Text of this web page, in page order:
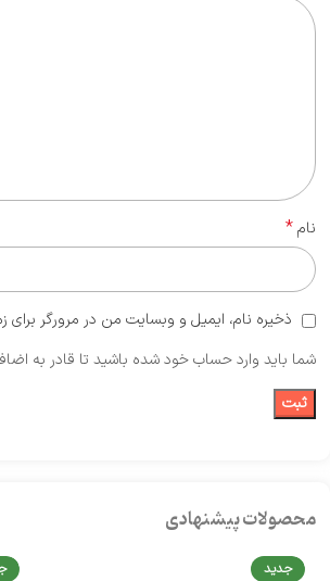
نام*
ذخیره نام، ایمیل و وبسایت من در مرورگر برای
شما باید وارد حساب خود شده باشید تا قادر به
محصولات پیشنهادی
جدید